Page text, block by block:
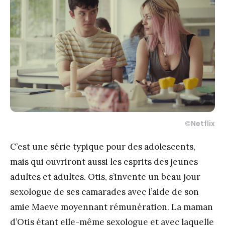
©Netflix
C’est une série typique pour des adolescents,
mais qui ouvriront aussi les esprits des jeunes
adultes et adultes. Otis, s’invente un beau jour
sexologue de ses camarades avec l’aide de son
amie Maeve moyennant rémunération. La maman
d’Otis étant elle-même sexologue et avec laquelle